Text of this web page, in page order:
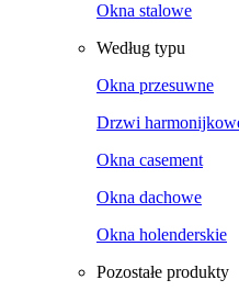
Okna stalowe
Według typu
Okna przesuwne
Drzwi
Okna casement
Okna dachowe
Okna holenderskie
Pozostałe produkty